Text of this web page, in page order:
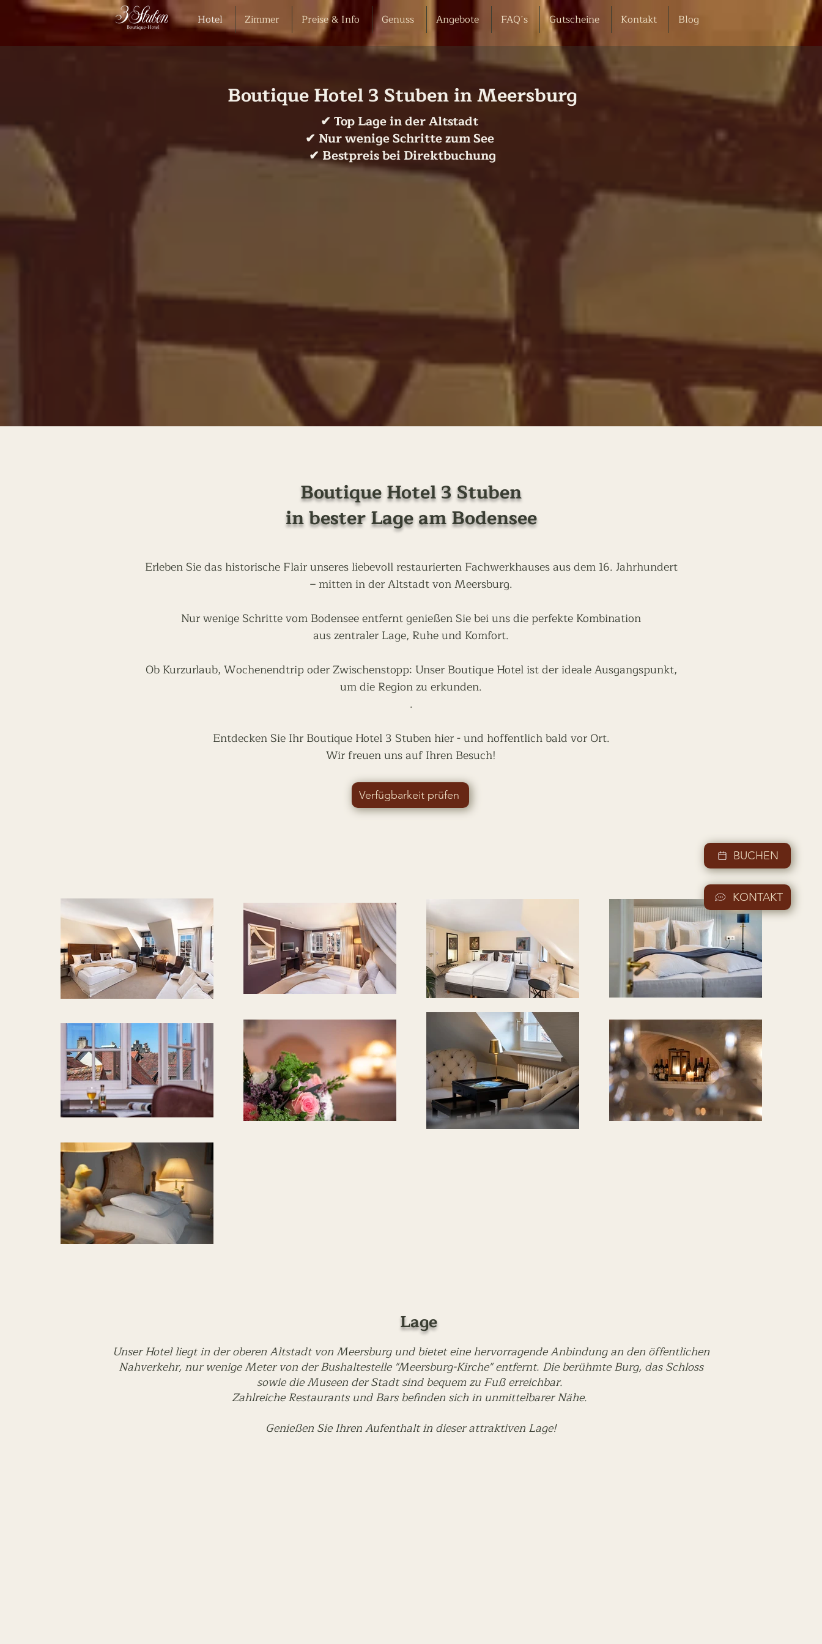
Hotel Zimmer Preise & Info Genuss Angebote FAQ´s Gutscheine Kontakt Blog
BUCHEN
KONTAKT
Boutique Hotel 3 Stuben in Meersburg
✔ Top Lage in der Altstadt
✔ Nur wenige Schritte zum See
✔ Bestpreis bei Direktbuchung
Boutique Hotel 3 Stuben
in bester Lage am Bodensee
Erleben Sie das historische Flair unseres liebevoll restaurierten Fachwerkhauses aus dem 16. Jahrhundert
– mitten in der Altstadt von Meersburg.
Nur wenige Schritte vom Bodensee entfernt genießen Sie bei uns die perfekte Kombination
aus zentraler Lage, Ruhe und Komfort.
Ob Kurzurlaub, Wochenendtrip oder Zwischenstopp: Unser Boutique Hotel ist der ideale Ausgangspunkt,
um die Region zu erkunden.
.
Entdecken Sie Ihr Boutique Hotel 3 Stuben hier - und hoffentlich bald vor Ort.
Wir freuen uns auf Ihren Besuch!
Verfügbarkeit prüfen
Lage
Unser Hotel liegt in der oberen Altstadt von Meersburg und bietet eine hervorragende Anbindung an den öffentlichen
Nahverkehr, nur wenige Meter von der Bushaltestelle "Meersburg-Kirche" entfernt. Die berühmte Burg, das Schloss
sowie die Museen der Stadt sind bequem zu Fuß erreichbar.
Zahlreiche Restaurants und Bars befinden sich in unmittelbarer Nähe.
Genießen Sie Ihren Aufenthalt in dieser attraktiven Lage!